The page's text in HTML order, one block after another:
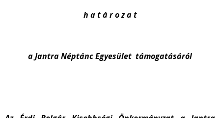
h a t á r o z a t
a Jantra Néptánc Egyesület támogatásáról